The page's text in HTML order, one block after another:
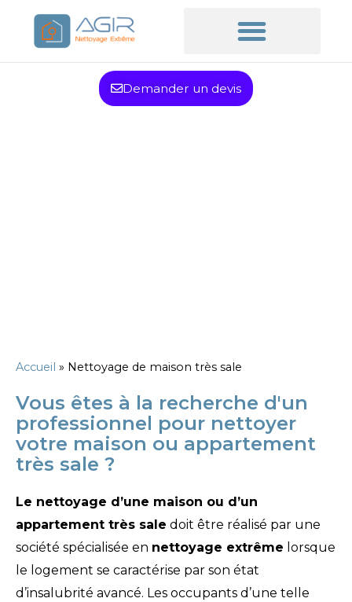
Demander un devis
Accueil » Nettoyage de maison très sale
Vous êtes à la recherche d'un
professionnel pour nettoyer
votre maison ou appartement
très sale ?
Le nettoyage d’une maison ou d’un
appartement très sale doit être réalisé par une
société spécialisée en nettoyage extrême lorsque
le logement se caractérise par son état
d’insalubrité avancé. Les occupants d’une telle